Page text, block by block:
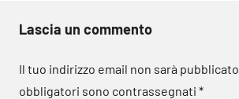
Lascia un commento
Il tuo indirizzo email non sarà pubblicato.
obbligatori sono contrassegnati *